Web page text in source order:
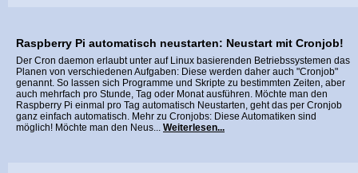
Raspberry Pi automatisch neustarten: Neustart mit Cronjob!
Der Cron daemon erlaubt unter auf Linux basierenden Betriebssystemen das
Planen von verschiedenen Aufgaben: Diese werden daher auch "Cronjob"
genannt. So lassen sich Programme und Skripte zu bestimmten Zeiten, aber
auch mehrfach pro Stunde, Tag oder Monat ausführen. Möchte man den
Raspberry Pi einmal pro Tag automatisch Neustarten, geht das per Cronjob
ganz einfach automatisch. Mehr zu Cronjobs: Diese Automatiken sind
möglich! Möchte man den Neus... Weiterlesen...